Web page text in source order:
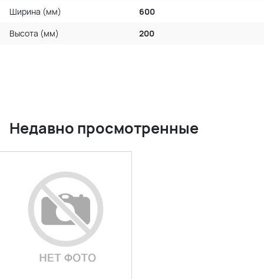
Ширина (мм)
600
Высота (мм)
200
Недавно просмотренные